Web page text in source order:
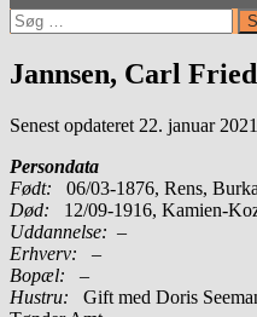
Søg
efter:
Jannsen, Carl
Senest opdateret 22. januar 2021
Persondata
Født: 06/03-1876, Rens,
Død: 12/09-1916, Kamien-
Uddannelse: –
Erhverv: –
Bopæl: –
Hustru: Gift med Doris